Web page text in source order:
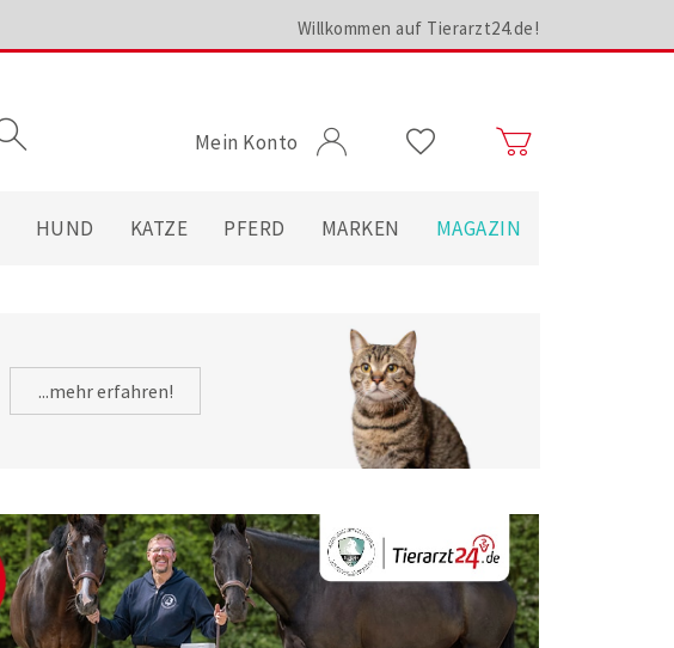
Willkommen auf Tierarzt24.de!
Mein Konto
HUND KATZE PFERD MARKEN MAGAZIN
...mehr erfahren!